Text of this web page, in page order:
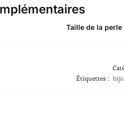
Taille de la perle
Étiquettes :